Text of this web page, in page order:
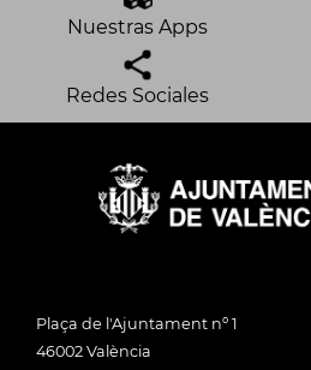
Nuestras Apps
Redes Sociales
Plaça de l'Ajuntament nº 1
46002 València